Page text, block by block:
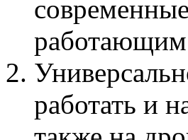
работающим
работать и